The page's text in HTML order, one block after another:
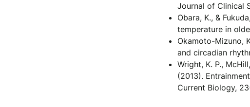
Journal of Clinical
Obara, K., &
temperature in
Okamoto-Mizuno,
and circadian
Wright, K. P.,
(2013).
Current Biology,